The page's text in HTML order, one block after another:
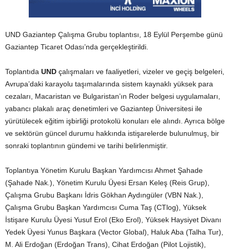
UND Gaziantep Çalışma Grubu toplantısı, 18 Eylül Perşembe günü
Gaziantep Ticaret Odası’nda gerçekleştirildi.
Toplantıda UND çalışmaları ve faaliyetleri, vizeler ve geçiş belgeleri,
Avrupa’daki karayolu taşımalarında sistem kaynaklı yüksek para
cezaları, Macaristan ve Bulgaristan’ın Roder belgesi uygulamaları,
yabancı plakalı araç denetimleri ve Gaziantep Üniversitesi ile
yürütülecek eğitim işbirliği protokolü konuları ele alındı. Ayrıca bölge
ve sektörün güncel durumu hakkında istişarelerde bulunulmuş, bir
sonraki toplantının gündemi ve tarihi belirlenmiştir.
Toplantıya Yönetim Kurulu Başkan Yardımcısı Ahmet Şahade
(Şahade Nak.), Yönetim Kurulu Üyesi Ersan Keleş (Reis Grup),
Çalışma Grubu Başkanı İdris Gökhan Aydıngüler (VBN Nak.),
Çalışma Grubu Başkan Yardımcısı Cuma Taş (CTlog), Yüksek
İstişare Kurulu Üyesi Yusuf Erol (Eko Erol), Yüksek Haysiyet Divanı
Yedek Üyesi Yunus Başkara (Vector Global), Haluk Aba (Talha Tur),
M. Ali Erdoğan (Erdoğan Trans), Cihat Erdoğan (Pilot Lojistik),